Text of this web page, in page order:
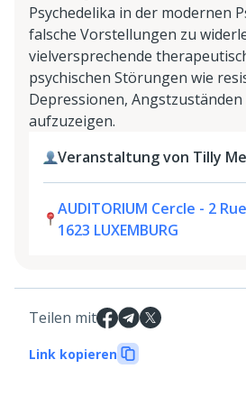
Psychedelika in der modernen
falsche Vorstellungen zu
vielversprechende
psychischen Störungen wie
Depressionen, Angstzuständen
aufzuzeigen.
Veranstaltung von Tilly
AUDITORIUM Cercle - 2
1623 LUXEMBURG
Teilen mit
Link kopieren